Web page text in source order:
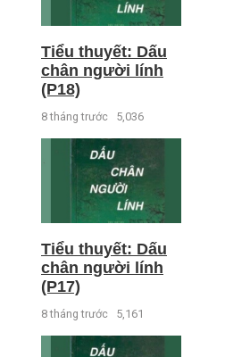
Tiểu thuyết: Dấu
chân người lính
(P18)
8 tháng trước 5,036
Tiểu thuyết: Dấu
chân người lính
(P17)
8 tháng trước 5,161